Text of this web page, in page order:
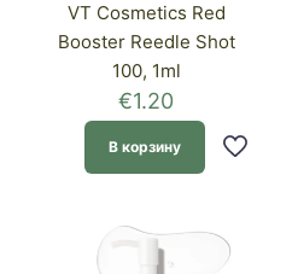
VT Cosmetics Red
Booster Reedle Shot
100, 1ml
€1.20
В корзину